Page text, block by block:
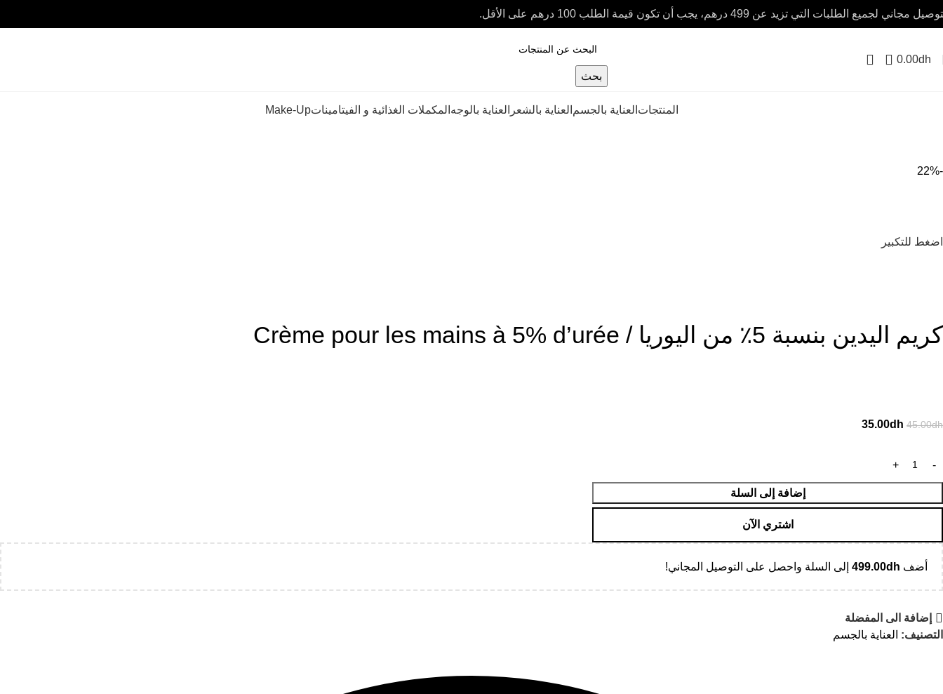
مجاني لجميع الطلبات التي تزيد عن 499 درهم، يجب أن تكون قيمة الطلب 100 درهم على الأقل.
0.00dh
بحث
المنتجات العناية بالجسم العناية بالشعر العناية بالوجه المكملات الغذائية و الفيتاميناتMake-Up
-22%
اضغط للتكبير
كريم اليدين بنسبة 5٪ من اليوريا / Crème pour les mains à 5% d’urée
45.00dh
35.00dh
إضافة إلى السلة
اشتري الآن
أضف 499.00dh إلى السلة واحصل على التوصيل المجاني!
إضافة الى المفضلة
التصنيف: العناية بالجسم